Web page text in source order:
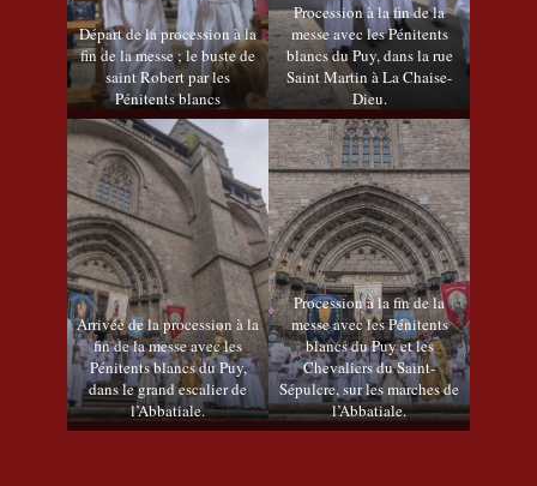
Départ de la procession à la
fin de la messe ; le buste de
saint Robert par les
Pénitents blancs
Procession à la fin de la
messe avec les Pénitents
blancs du Puy, dans la rue
Saint Martin à La Chaise-
Dieu.
Arrivée de la procession à la
fin de la messe avec les
Pénitents blancs du Puy,
dans le grand escalier de
l’Abbatiale.
Procession à la fin de la
messe avec les Pénitents
blancs du Puy et les
Chevaliers du Saint-
Sépulcre, sur les marches de
l’Abbatiale.